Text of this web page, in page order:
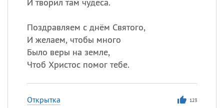
Поздравляем с днём Святого,
И желаем, чтобы много
Было веры на земле,
Чтоб Христос помог тебе.
Открытка 123